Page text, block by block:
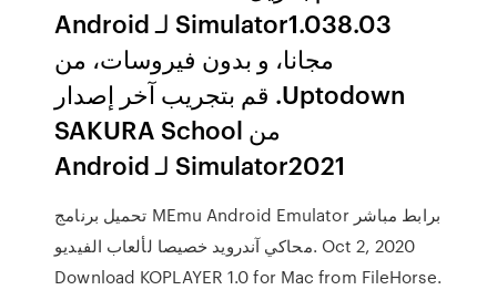
Simulator1.038.03 لـ Android
مجانا، و بدون فيروسات، من
Uptodown. قم بتجريب آخر إصدار
من SAKURA School
Simulator2021 لـ Android
تحميل برنامج MEmu Android Emulator برابط مباشر
محاكي آندرويد خصيصا لألعاب الفيديو. Oct 2, 2020
Download KOPLAYER 1.0 for Mac from FileHorse.